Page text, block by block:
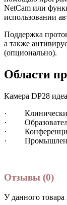
NetCam или
использовании
Поддержка
а также
(опционально).
Области
Камера DP28
· Клинических
·
· Конференций
·
Отзывы (0)
У данного товара